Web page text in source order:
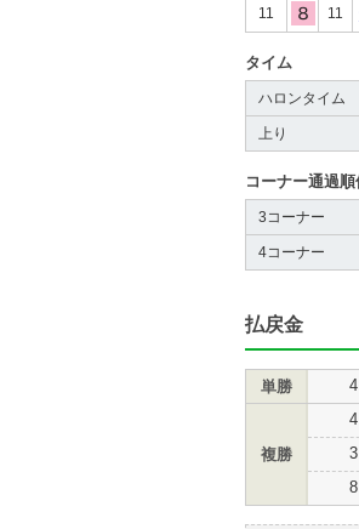
11 11
タイム
ハロンタイム
上り
コーナー通過順
3コーナー
4コーナー
払戻金
単勝 4
複勝
4
3
8